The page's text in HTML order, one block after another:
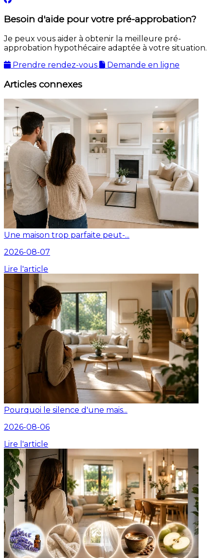
Besoin d'aide pour votre pré-approbation?
Je peux vous aider à obtenir la meilleure pré-
approbation hypothécaire adaptée à votre situation.
Prendre rendez-vous
Demande en ligne
Articles connexes
Une maison trop parfaite peut-...
2026-08-07
Lire l'article
Pourquoi le silence d'une mais...
2026-08-06
Lire l'article